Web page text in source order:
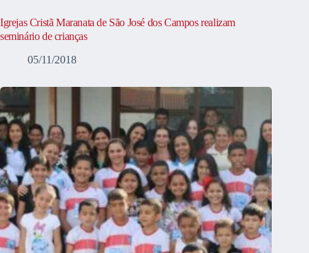
Igrejas Cristã Maranata de São José dos Campos realizam
seminário de crianças
05/11/2018